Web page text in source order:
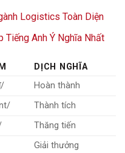
Logistics Toàn Diện
Tiếng Anh Ý Nghĩa Nhất
DỊCH NGHĨA
Hoàn thành
Thành tích
Thăng tiến
Giải thưởng